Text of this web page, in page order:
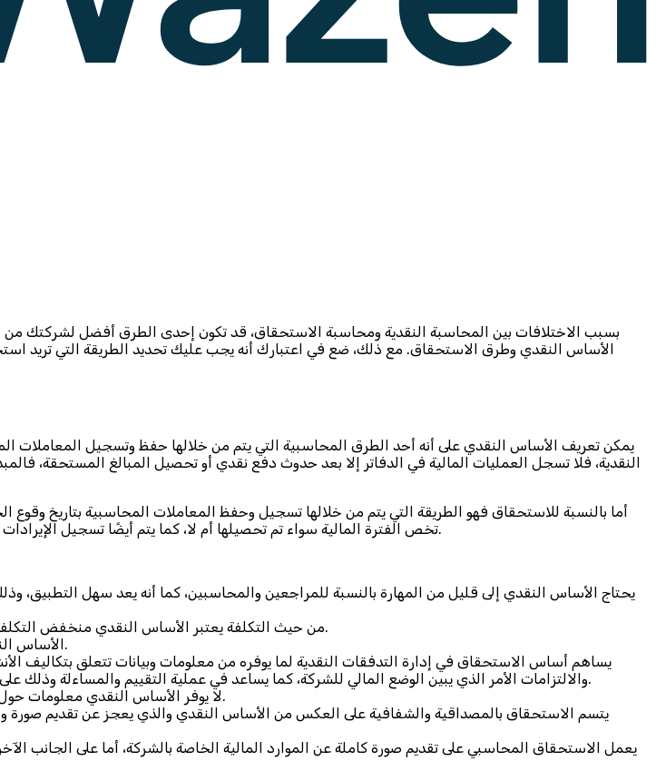
بسبب الاختلافات بين المحاسبة النقدية ومحاسبة الاستحقاق، قد تكون إحدى الطرق أفضل لشركتك
الأساس النقدي وطرق الاستحقاق. مع ذلك، ضع في اعتبارك أنه يجب عليك تحديد الطريقة التي تريد
يمكن تعريف الأساس النقدي على أنه أحد الطرق المحاسبية التي يتم من خلالها حفظ وتسجيل المعاملات
النقدية، فلا تسجل العمليات المالية في الدفاتر إلا بعد حدوث دفع نقدي أو تحصيل المبالغ المستحقة،
أما بالنسبة للاستحقاق فهو الطريقة التي يتم من خلالها تسجيل وحفظ المعاملات المحاسبية بتاريخ
تخص الفترة المالية سواء تم تحصيلها أم لا، كما يتم أيضًا تسجيل الإيرادات في الدفاتر سواء تم دفع أم لا، ويعد أساس الاستحقاق هو الأكثر شيوعًا في المعاملات التجارية.
يحتاج الأساس النقدي إلى قليل من المهارة بالنسبة للمراجعين والمحاسبين، كما أنه يعد سهل
من حيث التكلفة يعتبر الأساس النقدي منخفض التكلفة أما عن أساس الاستحقاق فهو يحتاج إلى الكثير من العاملين والمحاسبين المتخصصين.
الأساس النقدي أكثر سهولة في الفهم عند مقارنته بالاستحقاق، ولكن يسهل التعامل مع كلا النوعين.
يساهم أساس الاستحقاق في إدارة التدفقات النقدية لما يوفره من معلومات وبيانات تتعلق بتكاليف
والالتزامات الأمر الذي يبين الوضع المالي للشركة، كما يساعد في عملية التقييم والمساءلة وذلك على العكس من الأساس النقدي الذي يوفر معلومات رئيسية فقط دون الدخول في التفاصيل.
لا يوفر الأساس النقدي معلومات حول الأصول الغير نقدية، انا الاستحقاق فهو يوفر معلومات شاملة تتعلق بجميع أنواع الأصول.
يتسم الاستحقاق بالمصداقية والشفافية على العكس من الأساس النقدي والذي يعجز عن تقديم
يعمل الاستحقاق المحاسبي على تقديم صورة كاملة عن الموارد المالية الخاصة بالشركة، أما على الجانب